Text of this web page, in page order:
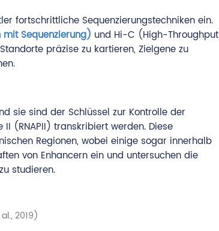
fortschrittliche Sequenzierungstechniken ein.
Sequenzierung) und Hi-C (High-Throughput
präzise zu kartieren, Zielgene zu
sie sind der Schlüssel zur Kontrolle der
(RNAPII) transkribiert werden. Diese
Regionen, wobei einige sogar innerhalb
von Enhancern ein und untersuchen die
studieren.
2019)